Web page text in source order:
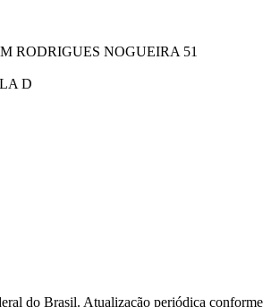
RODRIGUES NOGUEIRA 51
D
do Brasil. Atualização periódica conforme